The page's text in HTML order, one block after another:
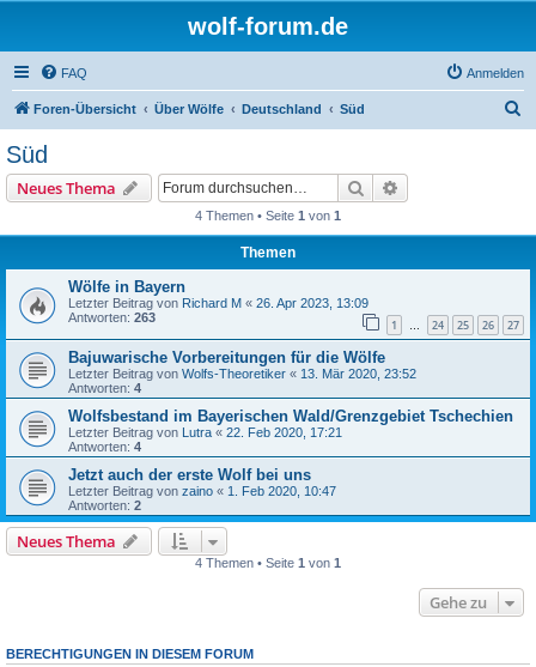
wolf-forum.de
FAQ Anmelden
Foren-Übersicht Über Wölfe Deutschland Süd
Süd
Neues Thema Suche
4 Themen • Seite 1 von 1
Themen
Wölfe in Bayern
Letzter Beitrag von Richard M « 26. Apr 2023, 13:09
Antworten: 263 1 … 24 25 26 27
Bajuwarische Vorbereitungen für die Wölfe
Letzter Beitrag von Wolfs-Theoretiker « 13. Mär 2020, 23:52
Antworten: 4
Wolfsbestand im Bayerischen Wald/Grenzgebiet Tschechien
Letzter Beitrag von Lutra « 22. Feb 2020, 17:21
Antworten: 4
Jetzt auch der erste Wolf bei uns
Letzter Beitrag von zaino « 1. Feb 2020, 10:47
Antworten: 2
Neues Thema
4 Themen • Seite 1 von 1
Gehe zu
BERECHTIGUNGEN IN DIESEM FORUM